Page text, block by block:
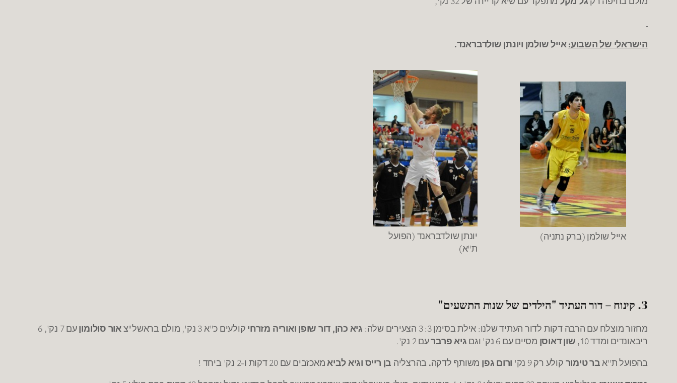
הישראלי של השבוע:אייל שולמן ויונתן שולדבראנד.
אייל שולמן (ברק נתניה)
יונתן שולדבראנד (הפועל
ת"א)
3. קינוח – דור העתיד "הילדים של שנות התשעים"
מחזור מוצלח עם הרבה דקות לדור העתיד שלנו: אילת בסימן 3: 3 הצעירים שלה: גיא כהן, דור שופן ואוריה מזרחי קולעים כ"א 3 נק', מולם בראשל"צ אור סולומון
עם 7 נק', 6
ריבאונדים ומדד 10,
שון דאוסן מסיים עם 6 נק' וגם גיא פרברעם 2 נק'.
בהפועל ת"א בר טימור קולע רק 9 נק' ורום גפן משותף לדקה. בהרצליה בן רייס וגיא לביא מאכזבים עם 20 דקות ו-2 נק' ביחד !